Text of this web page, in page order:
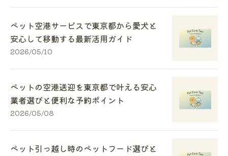
ペット空港サービスで東京都から愛犬と
安心して移動する最新活用ガイド
2026/05/10
ペットの空港送迎を東京都で叶える安心
業者選びと便利な予約ポイント
2026/05/08
ペット引っ越し時のペットフード選びと